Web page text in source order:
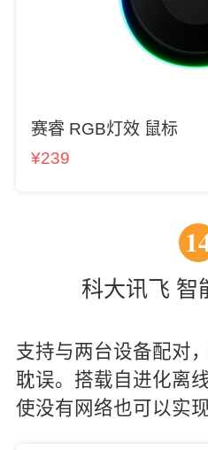
赛睿 RGB灯效 鼠标
¥239
科大讯飞 智
支持与两台设备配对
耽误。搭载自进化离
使没有网络也可以实